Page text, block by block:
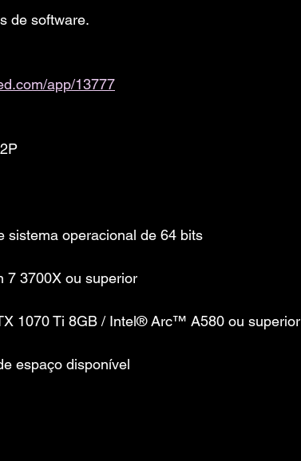
de software.
app/13777
sistema operacional de 64 bits
7 3700X ou superior
1070 Ti 8GB / Intel® Arc™ A580 ou superior
espaço disponível